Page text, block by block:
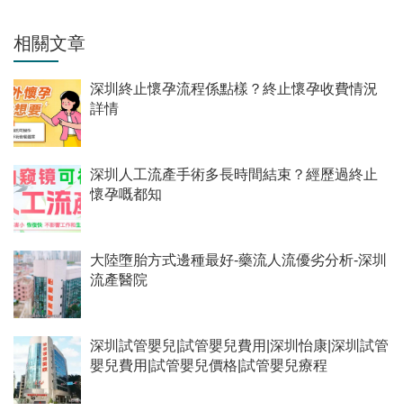
相關文章
深圳終止懷孕流程係點樣？終止懷孕收費情況
詳情
深圳人工流產手術多長時間結束？經歷過終止
懷孕嘅都知
大陸墮胎方式邊種最好-藥流人流優劣分析-深圳
流產醫院
深圳試管嬰兒|試管嬰兒費用|深圳怡康|深圳試管
嬰兒費用|試管嬰兒價格|試管嬰兒療程